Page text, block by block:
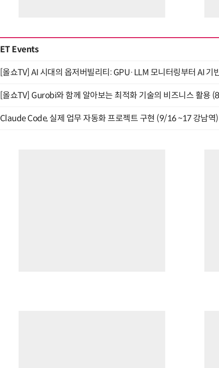
ET Events
[올쇼TV] AI 시대의 옵저버빌리티: GPU·LLM 모니터링부터 AI
[올쇼TV] Gurobi와 함께 알아보는 최적화 기술의 비즈니스 활용
Claude Code, 실제 업무 자동화 프로젝트 구현 (9/16 ~17 강남역)